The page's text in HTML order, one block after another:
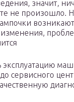
значит,
не произошло.
эксплуатацию
сервисного